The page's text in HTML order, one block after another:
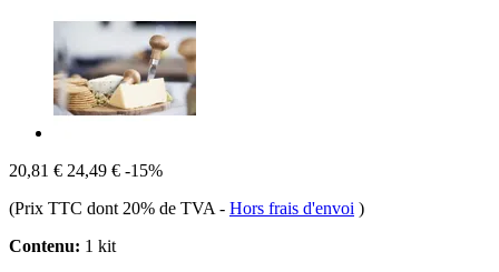
20,81 € 24,49 € -15%
(Prix TTC dont 20% de TVA - Hors frais d'envoi )
Contenu: 1 kit